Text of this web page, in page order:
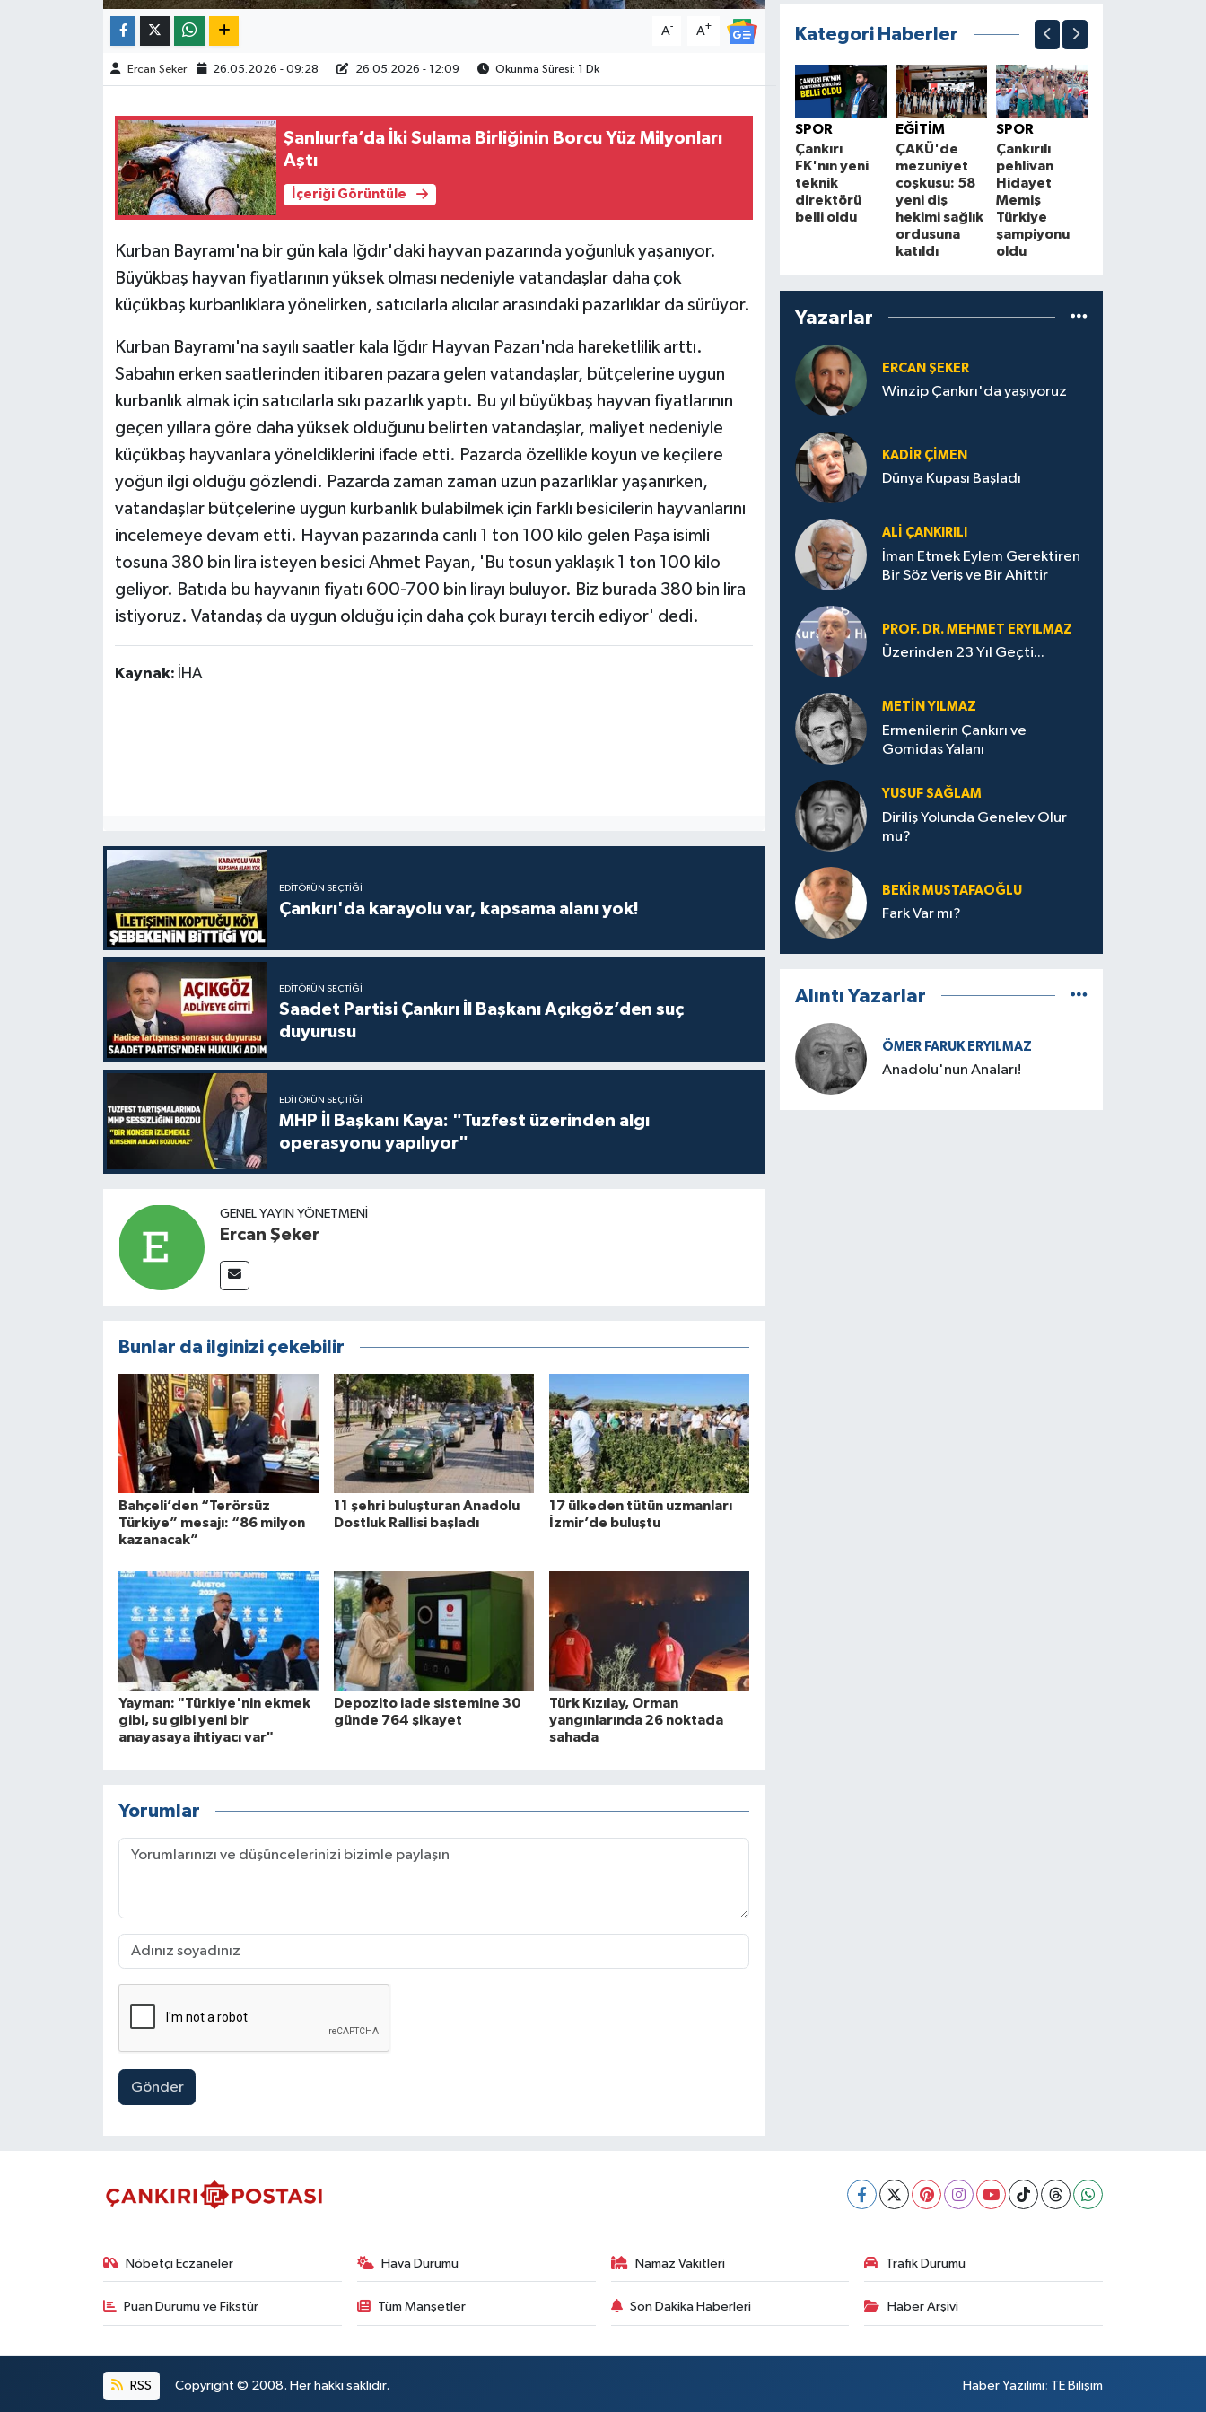
A- A+
Ercan Şeker 26.05.2026 - 09:28 26.05.2026 - 12:09 Okunma Süresi: 1 Dk
Şanlıurfa’da İki Sulama Birliğinin Borcu Yüz Milyonları
Aştı
İçeriği Görüntüle
Kurban Bayramı'na bir gün kala Iğdır'daki hayvan pazarında yoğunluk yaşanıyor.
Büyükbaş hayvan fiyatlarının yüksek olması nedeniyle vatandaşlar daha çok
küçükbaş kurbanlıklara yönelirken, satıcılarla alıcılar arasındaki pazarlıklar da sürüyor.
Kurban Bayramı'na sayılı saatler kala Iğdır Hayvan Pazarı'nda hareketlilik arttı.
Sabahın erken saatlerinden itibaren pazara gelen vatandaşlar, bütçelerine uygun
kurbanlık almak için satıcılarla sıkı pazarlık yaptı. Bu yıl büyükbaş hayvan fiyatlarının
geçen yıllara göre daha yüksek olduğunu belirten vatandaşlar, maliyet nedeniyle
küçükbaş hayvanlara yöneldiklerini ifade etti. Pazarda özellikle koyun ve keçilere
yoğun ilgi olduğu gözlendi. Pazarda zaman zaman uzun pazarlıklar yaşanırken,
vatandaşlar bütçelerine uygun kurbanlık bulabilmek için farklı besicilerin hayvanlarını
incelemeye devam etti. Hayvan pazarında canlı 1 ton 100 kilo gelen Paşa isimli
tosuna 380 bin lira isteyen besici Ahmet Payan, 'Bu tosun yaklaşık 1 ton 100 kilo
geliyor. Batıda bu hayvanın fiyatı 600-700 bin lirayı buluyor. Biz burada 380 bin lira
istiyoruz. Vatandaş da uygun olduğu için daha çok burayı tercih ediyor' dedi.
Kaynak: İHA
EDITÖRÜN SEÇTIĞI
Çankırı'da karayolu var, kapsama alanı yok!
EDITÖRÜN SEÇTIĞI
Saadet Partisi Çankırı İl Başkanı Açıkgöz’den suç
duyurusu
EDITÖRÜN SEÇTIĞI
MHP İl Başkanı Kaya: "Tuzfest üzerinden algı
operasyonu yapılıyor"
GENEL YAYIN YÖNETMENI
Ercan Şeker
Bunlar da ilginizi çekebilir
Bahçeli’den “Terörsüz
Türkiye” mesajı: “86 milyon
kazanacak”
11 şehri buluşturan Anadolu
Dostluk Rallisi başladı
17 ülkeden tütün uzmanları
İzmir’de buluştu
Yayman: "Türkiye'nin ekmek
gibi, su gibi yeni bir
anayasaya ihtiyacı var"
Depozito iade sistemine 30
günde 764 şikayet
Türk Kızılay, Orman
yangınlarında 26 noktada
sahada
Yorumlar
Gönder
Kategori Haberler
SPOR
Çankırı
FK'nın yeni
teknik
direktörü
belli oldu
EĞİTİM
ÇAKÜ'de
mezuniyet
coşkusu: 58
yeni diş
hekimi sağlık
ordusuna
katıldı
SPOR
Çankırılı
pehlivan
Hidayet
Memiş
Türkiye
şampiyonu
oldu
Yazarlar
ERCAN ŞEKER
Winzip Çankırı'da yaşıyoruz
KADIR ÇIMEN
Dünya Kupası Başladı
ALI ÇANKIRILI
İman Etmek Eylem Gerektiren
Bir Söz Veriş ve Bir Ahittir
PROF. DR. MEHMET ERYILMAZ
Üzerinden 23 Yıl Geçti...
METIN YILMAZ
Ermenilerin Çankırı ve
Gomidas Yalanı
YUSUF SAĞLAM
Diriliş Yolunda Genelev Olur
mu?
BEKIR MUSTAFAOĞLU
Fark Var mı?
Alıntı Yazarlar
ÖMER FARUK ERYILMAZ
Anadolu'nun Anaları!
Nöbetçi Eczaneler Hava Durumu Namaz Vakitleri Trafik Durumu
Puan Durumu ve Fikstür Tüm Manşetler Son Dakika Haberleri Haber Arşivi
RSS Copyright © 2008. Her hakkı saklıdır. Haber Yazılımı: TE Bilişim